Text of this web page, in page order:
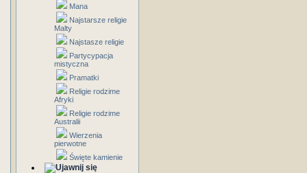
Mana
Najstarsze religie
Malty
Najstasze religie
Partycypacja
mistyczna
Pramatki
Religie rodzime
Afryki
Religie rodzime
Australii
Wierzenia
pierwotne
Święte kamienie